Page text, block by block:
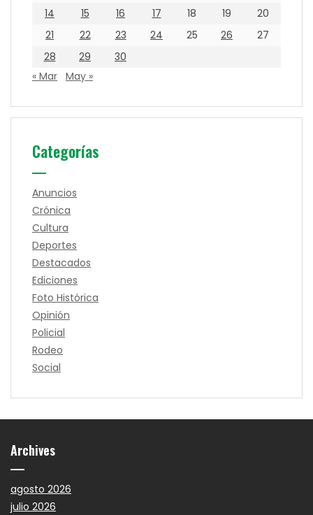
14
15 16 17 18 19
20
21
22 23 24 25 26
27
28
29
30
« Mar May »
Categorías
Anuncios
Crónica
Cultura
Deportes
Destacados
Ediciones
Foto Histórica
Opinión
Policial
Rodeo
Social
Archives
agosto 2026
julio 2026